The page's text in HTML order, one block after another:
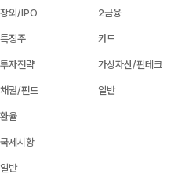
장외/IPO
특징주
투자전략
채권/펀드
환율
국제시황
일반
2금융
카드
가상자산/핀테크
일반